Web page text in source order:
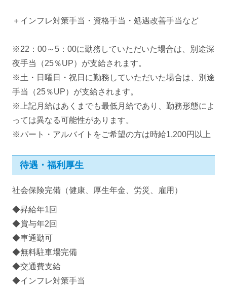
＋インフレ対策手当・資格手当・処遇改善手当など
※22：00～5：00に勤務していただいた場合は、別途深
夜手当（25％UP）が支給されます。
※土・日曜日・祝日に勤務していただいた場合は、別途
手当（25％UP）が支給されます。
※上記月給はあくまでも最低月給であり、勤務形態によ
っては異なる可能性があります。
※パート・アルバイトをご希望の方は時給1,200円以上
待遇・福利厚生
社会保険完備（健康、厚生年金、労災、雇用）
◆昇給年1回
◆賞与年2回
◆車通勤可
◆無料駐車場完備
◆交通費支給
◆インフレ対策手当